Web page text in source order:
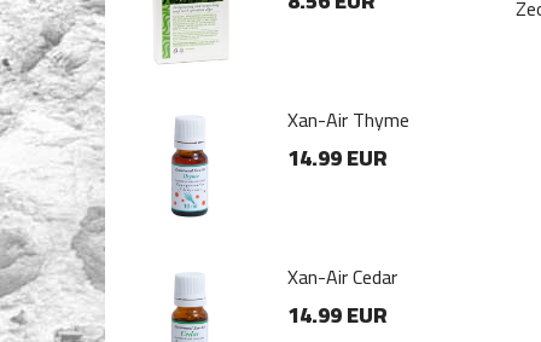
Air Thyme
EUR
Air Cedar
EUR
Xan-Air Thyme
14.99 EUR
Xan-Air Cedar
14.99 EUR